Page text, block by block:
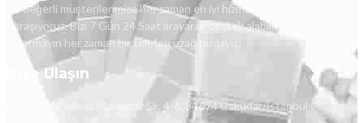
Siz değerli müşterilerimize her zaman en iyi hizmeti verebilmek için
uğraşıyoruz. Bizi 7 Gün 24 Saat arayarak destek alabilirsiniz.
Unutmayın her zaman bir telefon uzağınızdayız!
Bize Ulaşın
İcadiye Mahallesi, Makastar Sk. 4-6, 34674 Üsküdar/İstanbul